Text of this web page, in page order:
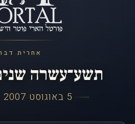
אחרית
תשע־עשרה
5 באוגוסט 2007 – 2026